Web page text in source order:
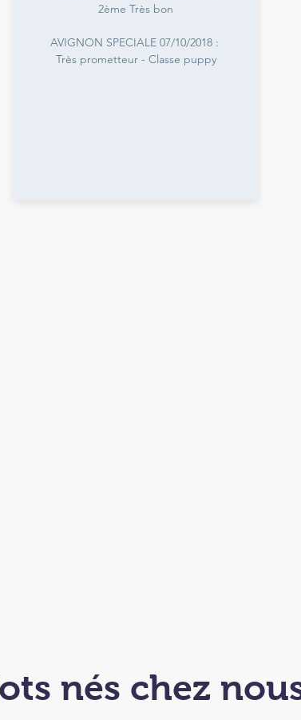
2ème Très bon
AVIGNON SPECIALE 07/10/2018 :
Très prometteur - Classe puppy
nés chez